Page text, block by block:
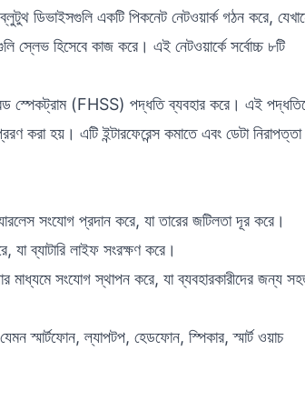
ডিভাইসগুলি একটি পিকনেট নেটওয়ার্ক গঠন করে,
স্লেভ হিসেবে কাজ করে। এই নেটওয়ার্কে সর্বোচ্চ ৮টি
স্পেকট্রাম (FHSS) পদ্ধতি ব্যবহার করে। এই
করা হয়। এটি ইন্টারফেরেন্স কমাতে এবং ডেটা নিরাপত্তা
সংযোগ প্রদান করে, যা তারের জটিলতা দূর করে।
ব্যাটারি লাইফ সংরক্ষণ করে।
মাধ্যমে সংযোগ স্থাপন করে, যা ব্যবহারকারীদের জন্য
স্মার্টফোন, ল্যাপটপ, হেডফোন, স্পিকার, স্মার্ট ওয়াচ